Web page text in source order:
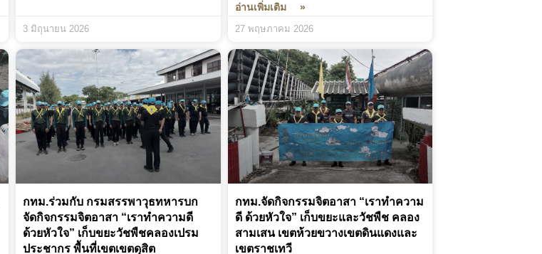
3 มิถุนายน 2026
อ่านเพิ่มเติม »
27 พฤษภาคม 2026
กทม.ร่วมกับ กรมสรรพาวุธทหารบก
จัดกิจกรรมจิตอาสา “เราทำความดี
ด้วยหัวใจ” เก็บขยะวัชพืชคลองเปรม
ประชากร พื้นที่เขตเขตดุสิต
กทม.จัดกิจกรรมจิตอาสา “เราทำความ
ดี ด้วยหัวใจ” เก็บขยะและวัชพืช คลอง
สามเสน เขตห้วยขวางเขตดินแดงและ
เขตราชเทวี